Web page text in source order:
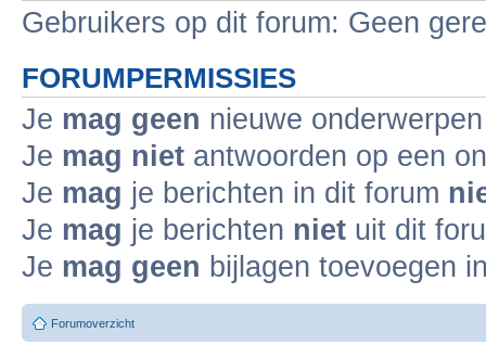
Gebruikers op dit forum: Geen
FORUMPERMISSIES
Je mag geen nieuwe
Je mag niet antwoorden op een
Je mag je berichten in dit forum
Je mag je berichten niet uit dit
Je mag geen bijlagen toevoegen
Forumoverzicht